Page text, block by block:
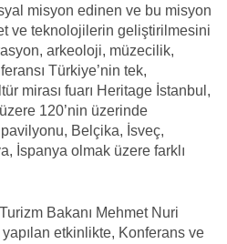
misyon edinen ve bu misyon
ve teknolojilerin geliştirilmesini
arkeoloji, müzecilik,
Türkiye’nin tek,
mirası fuarı Heritage İstanbul,
120’nin üzerinde
pavilyonu, Belçika, İsveç,
İspanya olmak üzere farklı
Bakanı Mehmet Nuri
yapılan etkinlikte, Konferans ve